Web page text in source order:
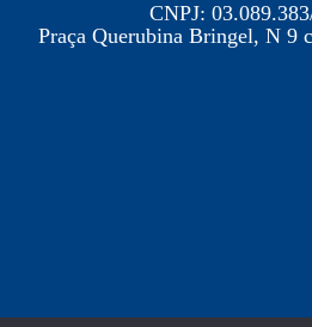
CNPJ:
Praça Querubina Bringel, N 9